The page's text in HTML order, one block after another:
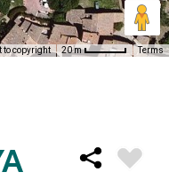
to copyright 20 m Terms